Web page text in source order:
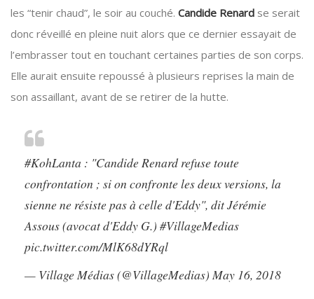
les “tenir chaud”, le soir au couché. Candide Renard se serait
donc réveillé en pleine nuit alors que ce dernier essayait de
l’embrasser tout en touchant certaines parties de son corps.
Elle aurait ensuite repoussé à plusieurs reprises la main de
son assaillant, avant de se retirer de la hutte.
#KohLanta : "Candide Renard refuse toute
confrontation ; si on confronte les deux versions, la
sienne ne résiste pas à celle d'Eddy", dit Jérémie
Assous (avocat d'Eddy G.) #VillageMedias
pic.twitter.com/MlK68dYRql
— Village Médias (@VillageMedias) May 16, 2018